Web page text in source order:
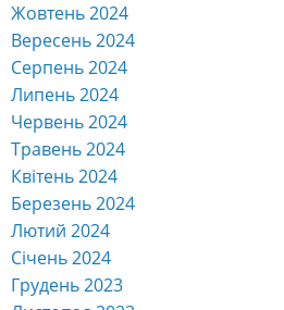
Жовтень 2024
Вересень 2024
Серпень 2024
Липень 2024
Червень 2024
Травень 2024
Квітень 2024
Березень 2024
Лютий 2024
Січень 2024
Грудень 2023